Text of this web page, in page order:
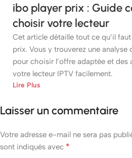
ibo player prix : Guide
choisir votre lecteur
Cet article détaille tout ce qu’il
prix. Vous y trouverez une analyse
pour choisir l’offre adaptée et des
votre lecteur IPTV facilement.
Lire Plus
Laisser un commentaire
Votre adresse e-mail ne sera pas
sont indiqués avec *